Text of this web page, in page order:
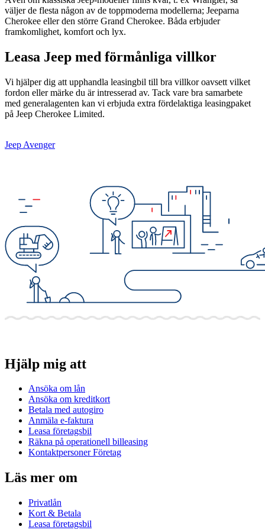
väljer de flesta någon av de toppmoderna modellerna; Jeeparna
Cherokee eller den större Grand Cherokee. Båda erbjuder
framkomlighet, komfort och lyx.
Leasa Jeep med förmånliga villkor
Vi hjälper dig att upphandla leasingbil till bra villkor oavsett vilket
fordon eller märke du är intresserad av. Tack vare bra samarbete
med generalagenten kan vi erbjuda extra fördelaktiga leasingpaket
på Jeep Cherokee Limited.
Jeep Avenger
Hjälp mig att
Ansöka om lån
Ansöka om kreditkort
Betala med autogiro
Anmäla e-faktura
Leasa företagsbil
Räkna på operationell billeasing
Kontaktpersoner Företag
Läs mer om
Privatlån
Kort & Betala
Leasa företagsbil